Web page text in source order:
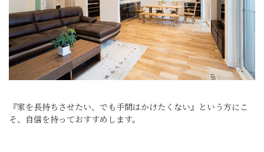
『家を長持ちさせたい、でも手間はかけたくない』という方にこ
そ、自信を持っておすすめします。